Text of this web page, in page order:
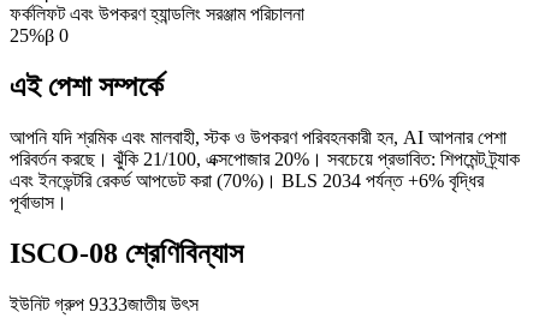
ফর্কলিফট এবং উপকরণ হ্যান্ডলিং সরঞ্জাম পরিচালনা
25%β 0
এই পেশা সম্পর্কে
আপনি যদি শ্রমিক এবং মালবাহী, স্টক ও উপকরণ পরিবহনকারী হন, AI আপনার পেশা
পরিবর্তন করছে। ঝুঁকি 21/100, এক্সপোজার 20%। সবচেয়ে প্রভাবিত: শিপমেন্ট ট্র্যাক
এবং ইনভেন্টরি রেকর্ড আপডেট করা (70%)। BLS 2034 পর্যন্ত +6% বৃদ্ধির
পূর্বাভাস।
ISCO-08 শ্রেণিবিন্যাস
ইউনিট গ্রুপ 9333জাতীয় উৎস